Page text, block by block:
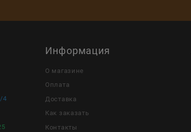
4
Информация
О магазине
Оплата
Доставка
Как заказать
Контакты